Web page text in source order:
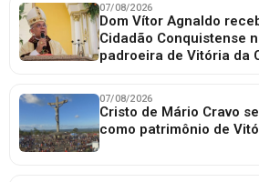
07/08/2026
Dom Vítor Agnaldo
Cidadão Conquistense
padroeira de Vitória da
07/08/2026
Cristo de Mário Cravo
como patrimônio de